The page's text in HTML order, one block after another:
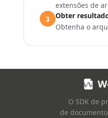
extensões de
3
Obter
Obtenha o
O SDK de
de